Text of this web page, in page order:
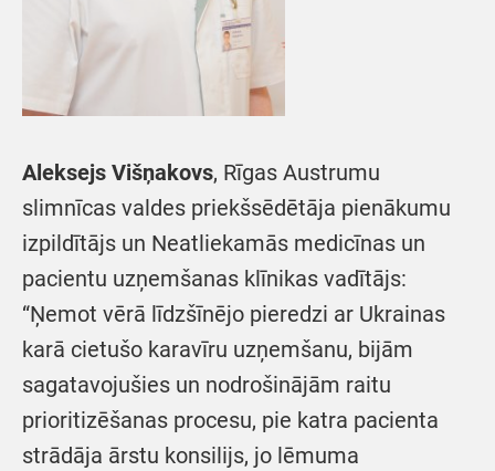
Aleksejs Višņakovs, Rīgas Austrumu
slimnīcas valdes priekšsēdētāja pienākumu
izpildītājs un Neatliekamās medicīnas un
pacientu uzņemšanas klīnikas vadītājs:
“Ņemot vērā līdzšīnējo pieredzi ar Ukrainas
karā cietušo karavīru uzņemšanu, bijām
sagatavojušies un nodrošinājām raitu
prioritizēšanas procesu, pie katra pacienta
strādāja ārstu konsilijs, jo lēmuma